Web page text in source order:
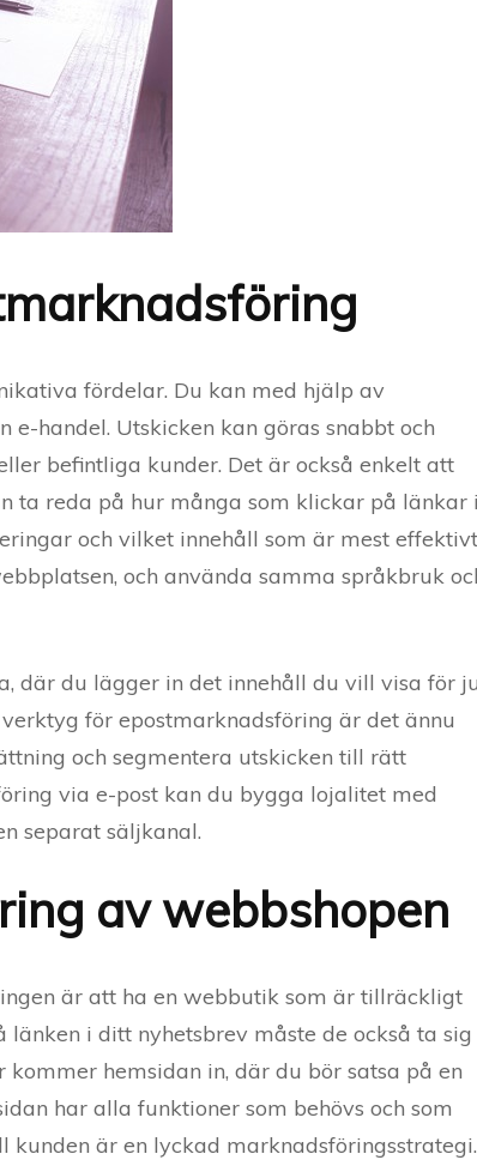
fördelar. Du kan med hjälp av
handel. Utskicken kan göras snabbt och
befintliga kunder. Det är också enkelt att
ta reda på hur många som klickar på länkar i
och vilket innehåll som är mest
och använda samma språkbruk
där du lägger in det innehåll du vill visa för
för epostmarknadsföring är det ännu
och segmentera utskicken till rätt
via e-post kan du bygga lojalitet med
separat säljkanal.
av webbshopen
är att ha en webbutik som är tillräckligt
i ditt nyhetsbrev måste de också ta sig
hemsidan in, där du bör satsa på en
har alla funktioner som behövs och som
är en lyckad marknadsföringsstrategi.